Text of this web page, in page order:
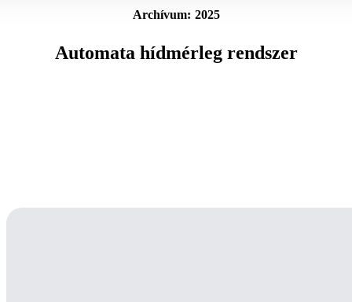
Archívum: 2025
Automata hídmérleg rendszer